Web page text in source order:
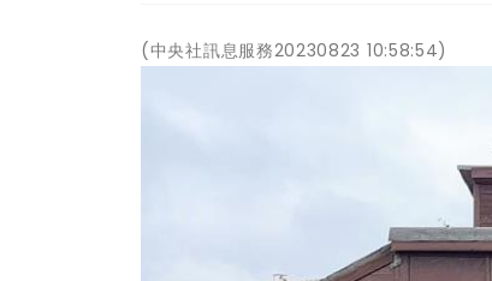
(中央社訊息服務20230823 10:58:54)